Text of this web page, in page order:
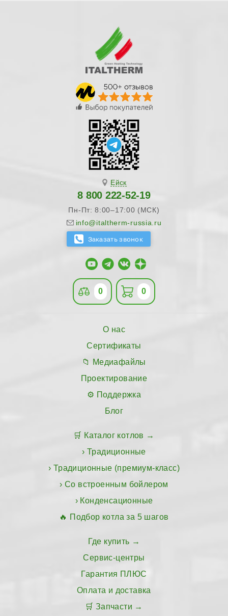
Ейск
8 800 222-52-19
Пн-Пт: 8:00–17:00 (МСК)
info@italtherm-russia.ru
0 0
О нас
Сертификаты
Медиафайлы
Проектирование
Поддержка
Блог
Каталог котлов
Традиционные
Традиционные (премиум-класс)
Со встроенным бойлером
Конденсационные
Подбор котла за 5 шагов
Где купить
Сервис-центры
Гарантия ПЛЮС
Оплата и доставка
Запчасти